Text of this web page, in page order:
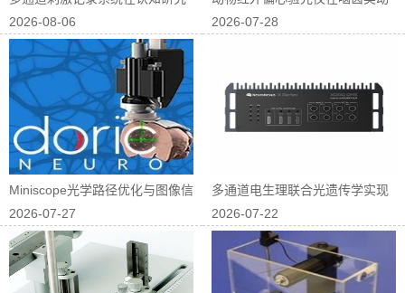
中的应用
2026-08-06
物屈光研究中...
2026-07-28
Miniscope光学路径优化与图像信
噪...
2026-07-27
多通道电生理联合光遗传学实现
神经回路因果...
2026-07-22